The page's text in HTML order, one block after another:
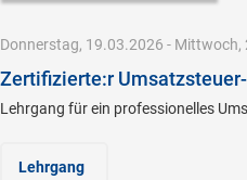
Donnerstag, 19.03.2026 - Mittwoch,
Zertifizierte:r
Lehrgang für ein professionelles
Lehrgang